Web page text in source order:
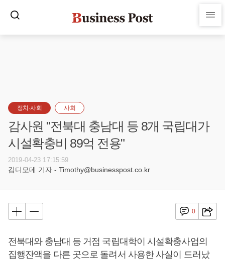
정치·사회 사회
감사원 "전북대 충남대 등 8개 국립대가
시설확충비 89억 전용"
2019-04-23 17:15:59
김디모데 기자 - Timothy@businesspost.co.kr
0
전북대와 충남대 등 거점 국립대학이 시설확충사업의
집행잔액을 다른 곳으로 돌려서 사용한 사실이 드러났